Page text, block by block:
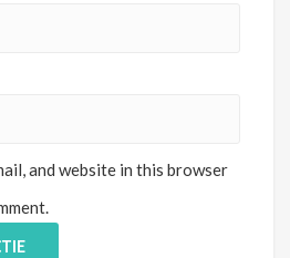
and website in this browser